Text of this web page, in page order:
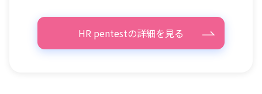
HR pentestの詳細を見る